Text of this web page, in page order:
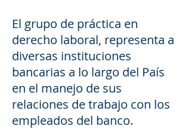
El grupo de práctica en
derecho laboral, representa a
diversas instituciones
bancarias a lo largo del País
en el manejo de sus
relaciones de trabajo con los
empleados del banco.